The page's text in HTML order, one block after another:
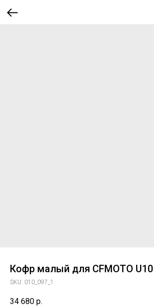
Кофр малый для CFMOTO U10
SKU: 010_097_1
34 680 р.